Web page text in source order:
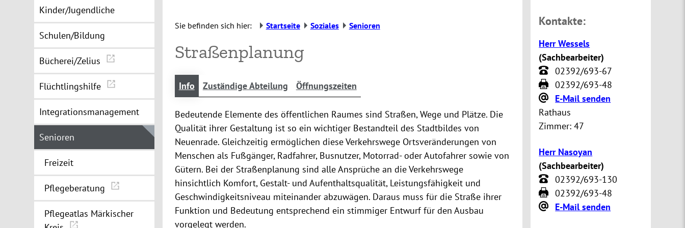
Kinder/Jugendliche
Schulen/Bildung
Bücherei/Zelius
Flüchtlingshilfe
Integrationsmanagement
Senioren
Freizeit
Pflegeberatung
Pflegeatlas Märkischer
Sie befinden sich hier: Startseite Soziales Senioren
Straßenplanung
Info Zuständige Abteilung Öffnungszeiten
Bedeutende Elemente des öffentlichen Raumes sind Straßen, Wege und Plätze. Die
Qualität ihrer Gestaltung ist so ein wichtiger Bestandteil des Stadtbildes von
Neuenrade. Gleichzeitig ermöglichen diese Verkehrswege Ortsveränderungen von
Menschen als Fußgänger, Radfahrer, Busnutzer, Motorrad- oder Autofahrer sowie von
Gütern. Bei der Straßenplanung sind alle Ansprüche an die Verkehrswege
hinsichtlich Komfort, Gestalt- und Aufenthaltsqualität, Leistungsfähigkeit und
Geschwindigkeitsniveau miteinander abzuwägen. Daraus muss für die Straße ihrer
Funktion und Bedeutung entsprechend ein stimmiger Entwurf für den Ausbau
vorgelegt werden.
Kontakte:
Herr Wessels
(Sachbearbeiter)
02392/693-67
02392/693-48
E-Mail senden
Rathaus
Zimmer: 47
Herr Nasoyan
(Sachbearbeiter)
02392/693-130
02392/693-48
E-Mail senden